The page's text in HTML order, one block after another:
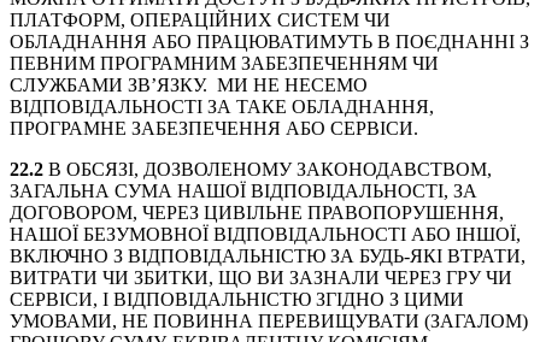
ПЛАТФОРМ, ОПЕРАЦІЙНИХ СИСТЕМ ЧИ
ОБЛАДНАННЯ АБО ПРАЦЮВАТИМУТЬ В ПОЄДНАННІ З
ПЕВНИМ ПРОГРАМНИМ ЗАБЕЗПЕЧЕННЯМ ЧИ
СЛУЖБАМИ ЗВ’ЯЗКУ. МИ НЕ НЕСЕМО
ВІДПОВІДАЛЬНОСТІ ЗА ТАКЕ ОБЛАДНАННЯ,
ПРОГРАМНЕ ЗАБЕЗПЕЧЕННЯ АБО СЕРВІСИ.
22.2 В ОБСЯЗІ, ДОЗВОЛЕНОМУ ЗАКОНОДАВСТВОМ,
ЗАГАЛЬНА СУМА НАШОЇ ВІДПОВІДАЛЬНОСТІ, ЗА
ДОГОВОРОМ, ЧЕРЕЗ ЦИВІЛЬНЕ ПРАВОПОРУШЕННЯ,
НАШОЇ БЕЗУМОВНОЇ ВІДПОВІДАЛЬНОСТІ АБО ІНШОЇ,
ВКЛЮЧНО З ВІДПОВІДАЛЬНІСТЮ ЗА БУДЬ-ЯКІ ВТРАТИ,
ВИТРАТИ ЧИ ЗБИТКИ, ЩО ВИ ЗАЗНАЛИ ЧЕРЕЗ ГРУ ЧИ
СЕРВІСИ, І ВІДПОВІДАЛЬНІСТЮ ЗГІДНО З ЦИМИ
УМОВАМИ, НЕ ПОВИННА ПЕРЕВИЩУВАТИ (ЗАГАЛОМ)